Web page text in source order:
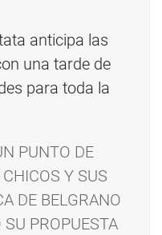
PUNTO DE
Y SUS
DE BELGRANO
PROPUESTA